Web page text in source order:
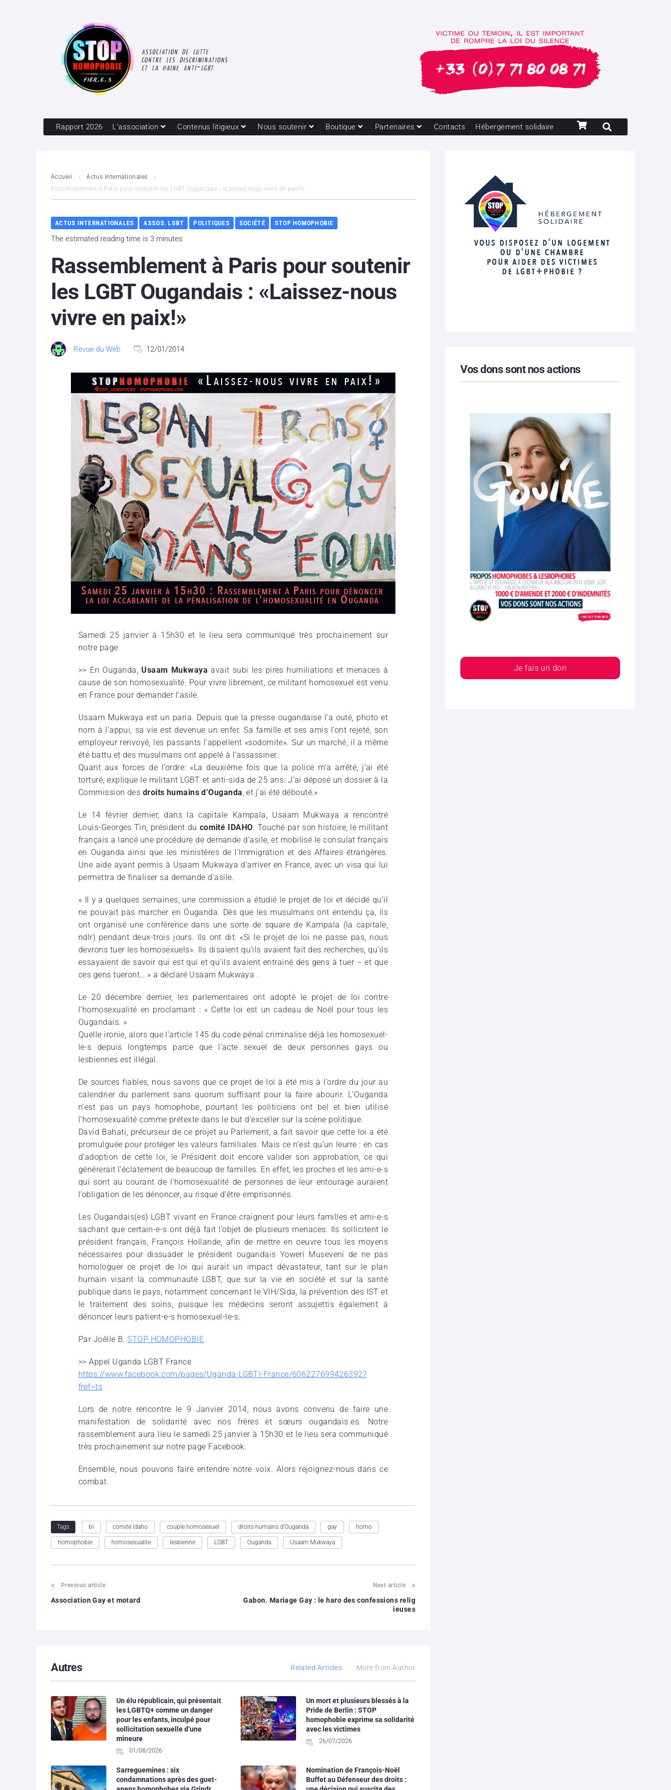
Rapport 2026 L’association Contenus litigieux Nous soutenir Boutique Partenaires Contacts Hébergement solidaire
Accueil
Actus Internationales
Rassemblement à Paris pour soutenir les LGBT Ougandais : «Laissez-nous vivre en paix!»
ACTUS INTERNATIONALES ASSOS. LGBT POLITIQUES SOCIÉTÉ STOP HOMOPHOBIE
The estimated reading time is 3 minutes
Rassemblement à Paris pour soutenir
les LGBT Ougandais : «Laissez-nous
vivre en paix!»
Revue du Web 12/01/2014
Samedi 25 janvier à 15h30 et le lieu sera communiqué très prochainement sur
notre page
>> En Ouganda, Usaam Mukwaya avait subi les pires humiliations et menaces à
cause de son homosexualité. Pour vivre librement, ce militant homosexuel est venu
en France pour demander l’asile.
Usaam Mukwaya est un paria. Depuis que la presse ougandaise l’a outé, photo et
nom à l’appui, sa vie est devenue un enfer. Sa famille et ses amis l’ont rejeté, son
employeur renvoyé, les passants l’appellent «sodomite». Sur un marché, il a même
été battu et des musulmans ont appelé à l’assassiner.
Quant aux forces de l’ordre: «La deuxième fois que la police m’a arrêté, j’ai été
torturé, explique le militant LGBT et anti-sida de 25 ans. J’ai déposé un dossier à la
Commission des droits humains d’Ouganda, et j’ai été débouté.»
Le 14 février dernier, dans la capitale Kampala, Usaam Mukwaya a rencontré
Louis-Georges Tin, président du comité IDAHO. Touché par son histoire, le militant
français a lancé une procédure de demande d’asile, et mobilisé le consulat français
en Ouganda ainsi que les ministères de l’Immigration et des Affaires étrangères.
Une aide ayant permis à Usaam Mukwaya d’arriver en France, avec un visa qui lui
permettra de finaliser sa demande d’asile.
« Il y a quelques semaines, une commission a étudié le projet de loi et décidé qu’il
ne pouvait pas marcher en Ouganda. Dès que les musulmans ont entendu ça, ils
ont organisé une conférence dans une sorte de square de Kampala (la capitale,
ndlr) pendant deux-trois jours. Ils ont dit: «Si le projet de loi ne passe pas, nous
devrons tuer les homosexuels». Ils disaient qu’ils avaient fait des recherches, qu’ils
essayaient de savoir qui est qui et qu’ils avaient entrainé des gens à tuer – et que
ces gens tueront… » a déclaré Usaam Mukwaya .
Le 20 décembre dernier, les parlementaires ont adopté le projet de loi contre
l’homosexualité en proclamant : « Cette loi est un cadeau de Noël pour tous les
Ougandais. »
Quelle ironie, alors que l’article 145 du code pénal criminalise déjà les homosexuel-
le-s depuis longtemps parce que l’acte sexuel de deux personnes gays ou
lesbiennes est illégal.
De sources fiables, nous savons que ce projet de loi à été mis à l’ordre du jour au
calendrier du parlement sans quorum suffisant pour la faire abourir. L’Ouganda
n’est pas un pays homophobe, pourtant les politiciens ont bel et bien utilisé
l’homosexualité comme prétexte dans le but d’exceller sur la scène politique.
David Bahati, précurseur de ce projet au Parlement, a fait savoir que cette loi a été
promulguée pour protéger les valeurs familiales. Mais ce n’est qu’un leurre : en cas
d’adoption de cette loi, le Président doit encore valider son approbation, ce qui
générerait l’éclatement de beaucoup de familles. En effet, les proches et les ami-e-s
qui sont au courant de l’homosexualité de personnes de leur entourage auraient
l’obligation de les dénoncer, au risque d’être emprisonnés.
Les Ougandais(es) LGBT vivant en France craignent pour leurs familles et ami-e-s
sachant que certain-e-s ont déjà fait l’objet de plusieurs menaces. Ils sollicitent le
président français, François Hollande, afin de mettre en oeuvre tous les moyens
nécessaires pour dissuader le président ougandais Yoweri Museveni de ne pas
homologuer ce projet de loi qui aurait un impact dévastateur, tant sur le plan
humain visant la communauté LGBT, que sur la vie en société et sur la santé
publique dans le pays, notamment concernant le VIH/Sida, la prévention des IST et
le traitement des soins, puisque les médecins seront assujettis également à
dénoncer leurs patient-e-s homosexuel-le-s.
Par Joêlle B.STOP HOMOPHOBIE
>> Appel Uganda LGBT France
https://www.facebook.com/pages/Uganda-LGBTI-France/606227699426392?
fref=ts
Lors de notre rencontre le 9 Janvier 2014, nous avons convenu de faire une
manifestation de solidarité avec nos frères et sœurs ougandais.es. Notre
rassemblement aura lieu le samedi 25 janvier à 15h30 et le lieu sera communiqué
très prochainement sur notre page Facebook.
Ensemble, nous pouvons faire entendre notre voix. Alors rejoignez-nous dans ce
combat.
Tags bi comité Idaho couple homosexuel droits humains d’Ouganda gay homo
homophobie homosexualite lesbienne LGBT Ouganda Usaam Mukwaya
Previous article
Association Gay et motard
Next article
Gabon. Mariage Gay : le haro des confessions relig
ieuses
Autres Related Articles More from Author
Un élu républicain, qui présentait
les LGBTQ+ comme un danger
pour les enfants, inculpé pour
sollicitation sexuelle d’une
mineure
01/08/2026
Un mort et plusieurs blessés à la
Pride de Berlin : STOP
homophobie exprime sa solidarité
avec les victimes
26/07/2026
Sarreguemines : six
condamnations après des guet-
Nomination de François-Noël
Buffet au Défenseur des droits :
Vos dons sont nos actions
Je fais un don